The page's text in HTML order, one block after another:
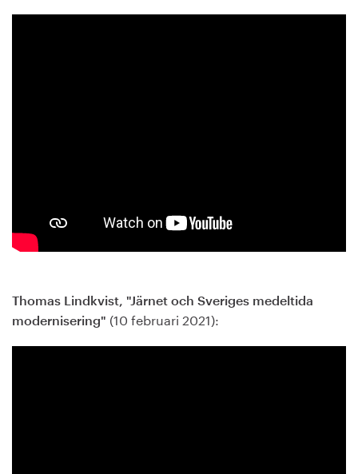
Thomas Lindkvist, "Järnet och Sveriges medeltida
modernisering" (10 februari 2021):